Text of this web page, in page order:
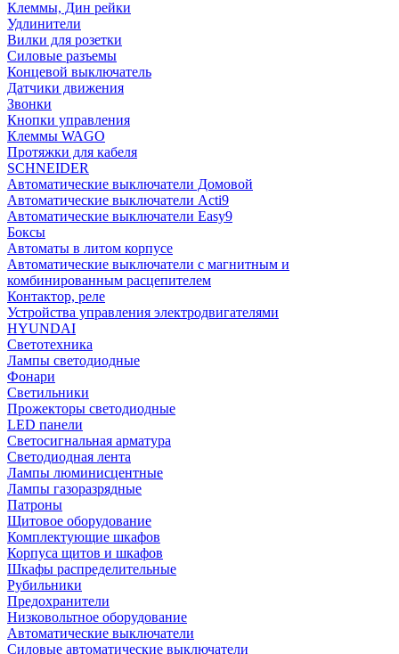
Клеммы, Дин рейки
Удлинители
Вилки для розетки
Силовые разъемы
Концевой выключатель
Датчики движения
Звонки
Кнопки управления
Клеммы WAGO
Протяжки для кабеля
SCHNEIDER
Автоматические выключатели Домовой
Автоматические выключатели Acti9
Автоматические выключатели Easy9
Боксы
Автоматы в литом корпусе
Автоматические выключатели с магнитным и
комбинированным расцепителем
Контактор, реле
Устройства управления электродвигателями
HYUNDAI
Светотехника
Лампы светодиодные
Фонари
Светильники
Прожекторы светодиодные
LED панели
Светосигнальная арматура
Светодиодная лента
Лампы люминисцентные
Лампы газоразрядные
Патроны
Щитовое оборудование
Комплектующие шкафов
Корпуса щитов и шкафов
Шкафы распределительные
Рубильники
Предохранители
Низковольтное оборудование
Автоматические выключатели
Силовые автоматические выключатели